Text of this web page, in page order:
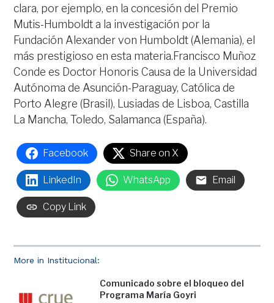
More in Institucional:
Comunicado sobre el bloqueo del
Programa María Goyri
clara, por ejemplo, en la concesión del Premio
Mutis-Humboldt a la investigación por la
Fundación Alexander von Humboldt (Alemania), el
más prestigioso en esta materia.Francisco Muñoz
Conde es Doctor Honoris Causa de la Universidad
Autónoma de Asunción-Paraguay, Católica de
Porto Alegre (Brasil), Lusiadas de Lisboa, Castilla
La Mancha, Toledo, Salamanca (España).
Facebook Share on X
LinkedIn WhatsApp Email
Copy Link